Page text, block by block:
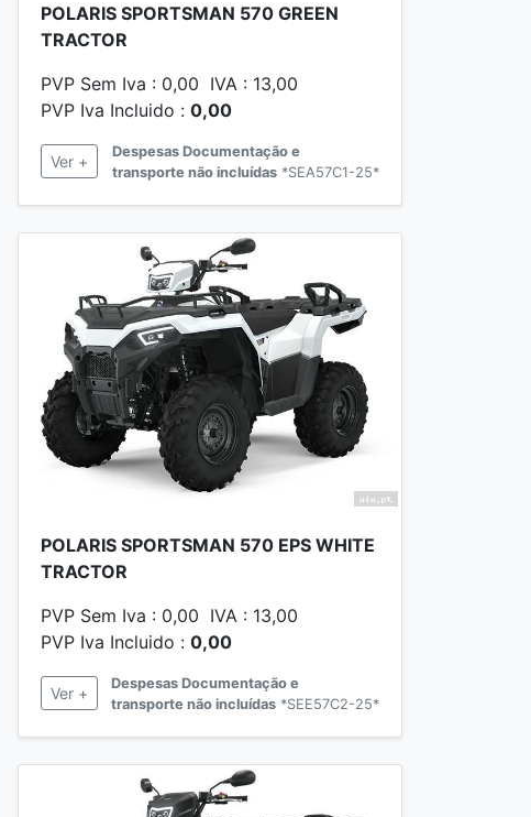
POLARIS SPORTSMAN 570 GREEN
TRACTOR
PVP Sem Iva : 0,00 IVA : 13,00
PVP Iva Incluido : 0,00
Ver +
Despesas Documentação e
transporte não incluídas *SEA57C1-25*
POLARIS SPORTSMAN 570 EPS WHITE
TRACTOR
PVP Sem Iva : 0,00 IVA : 13,00
PVP Iva Incluido : 0,00
Ver +
Despesas Documentação e
transporte não incluídas *SEE57C2-25*